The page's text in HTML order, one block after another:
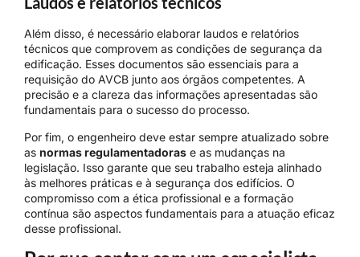
Além disso, é necessário elaborar laudos e relatórios
técnicos que comprovem as condições de segurança da
edificação. Esses documentos são essenciais para a
requisição do AVCB junto aos órgãos competentes. A
precisão e a clareza das informações apresentadas são
fundamentais para o sucesso do processo.
Por fim, o engenheiro deve estar sempre atualizado sobre
as normas regulamentadoras e as mudanças na
legislação. Isso garante que seu trabalho esteja alinhado
às melhores práticas e à segurança dos edifícios. O
compromisso com a ética profissional e a formação
contínua são aspectos fundamentais para a atuação eficaz
desse profissional.